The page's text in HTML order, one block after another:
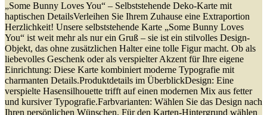
„Some Bunny Loves You“ – Selbststehende Deko-Karte mit
haptischen DetailsVerleihen Sie Ihrem Zuhause eine Extraportion
Herzlichkeit! Unsere selbststehende Karte „Some Bunny Loves
You“ ist weit mehr als nur ein Gruß – sie ist ein stilvolles Design-
Objekt, das ohne zusätzlichen Halter eine tolle Figur macht. Ob als
liebevolles Geschenk oder als verspielter Akzent für Ihre eigene
Einrichtung: Diese Karte kombiniert moderne Typografie mit
charmanten Details.Produktdetails im ÜberblickDesign: Eine
verspielte Hasensilhouette trifft auf einen modernen Mix aus fetter
und kursiver Typografie.Farbvarianten: Wählen Sie das Design nach
Ihren persönlichen Wünschen. Für den Karten-Hintergrund wählen